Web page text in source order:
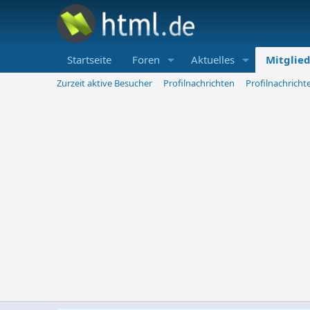
Startseite Foren Aktuelles
Zurzeit aktive Besucher Profilnachrichten